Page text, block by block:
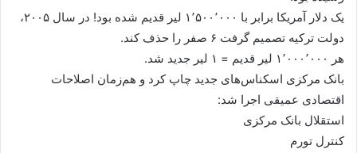
یک دلار آمریکا برابر با ۱٬۵۰۰٬۰۰۰ لیر قدیم شده بود! در سال ۲۰۰۵،
دولت ترکیه تصمیم گرفت ۶ صفر را حذف کند.
هر ۱٬۰۰۰٬۰۰۰ لیر قدیم = ۱ لیر جدید شد.
بانک مرکزی اسکناس‌های جدید چاپ کرد و هم‌زمان اصلاحات
اقتصادی عمیقی اجرا شد:
استقلال بانک مرکزی
کنترل تورم